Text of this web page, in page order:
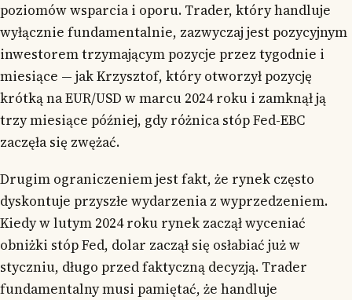
poziomów wsparcia i oporu. Trader, który handluje
wyłącznie fundamentalnie, zazwyczaj jest pozycyjnym
inwestorem trzymającym pozycje przez tygodnie i
miesiące — jak Krzysztof, który otworzył pozycję
krótką na EUR/USD w marcu 2024 roku i zamknął ją
trzy miesiące później, gdy różnica stóp Fed-EBC
zaczęła się zwężać.
Drugim ograniczeniem jest fakt, że rynek często
dyskontuje przyszłe wydarzenia z wyprzedzeniem.
Kiedy w lutym 2024 roku rynek zaczął wyceniać
obniżki stóp Fed, dolar zaczął się osłabiać już w
styczniu, długo przed faktyczną decyzją. Trader
fundamentalny musi pamiętać, że handluje